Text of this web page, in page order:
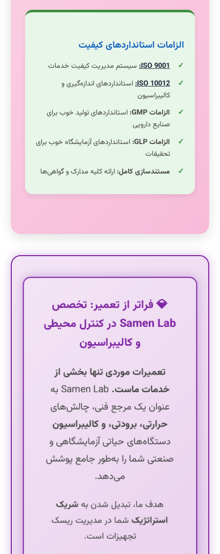
الزامات استانداردهای کیفیت
ISO 9001: سیستم مدیریت کیفیت خدمات
ISO 10012: استانداردهای اندازه‌گیری و
کالیبراسیون
الزامات GMP:
استانداردهای تولید خوب برای
صنایع دارویی
الزامات GLP:
استانداردهای آزمایشگاه خوب برای
تحقیقات
مستندسازی کامل: ارائه کلیه مدارک و گواهی‌ها
💎 فراتر از تعمیر: تخصص
Samen Lab در کنترل محیطی
و کالیبراسیون
تعمیرات موردی تنها بخشی از
خدمات ماست.
Samen Lab به
عنوان یک مرجع فنی، چالش‌های
حرارتی، برودتی، و کالیبراسیون
دستگاه‌های حیاتی آزمایشگاهی و
صنعتی شما را به‌طور جامع پوشش
می‌دهد.
هدف ما، تبدیل شدن به شریک
استراتژیک شما در مدیریت ریسک
تجهیزات است.